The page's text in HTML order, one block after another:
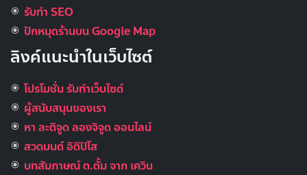
รับทำ SEO
ปักหมุดร้านบน Google Map
ลิงค์แนะนำในเว็บไซต์
โปรโมชั่น รับทำเว็บไซต์
ผู้สนับสนุนของเรา
หา ละติจูด ลองจิจูด ออนไลน์
สวดมนต์ อิติปิโส
บทสัมภาษณ์ ต.ตั้ม จาก เควิน